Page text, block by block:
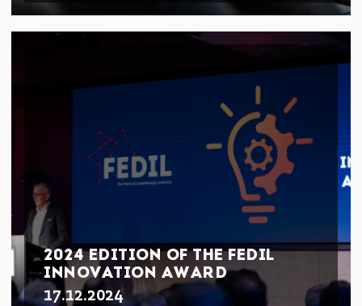
2024 EDITION OF THE FEDIL
INNOVATION AWARD
17.12.2024